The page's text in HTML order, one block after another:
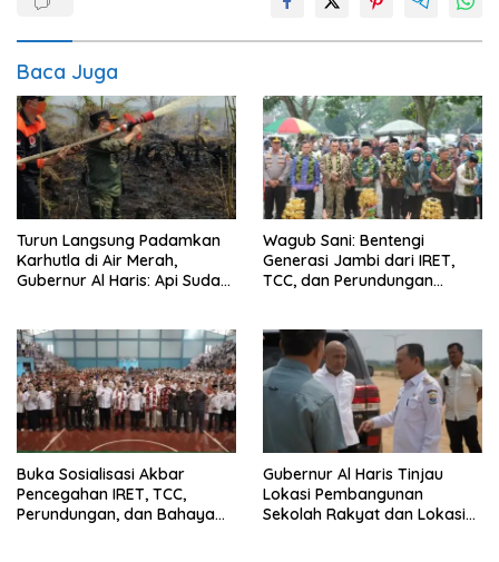
Baca Juga
Turun Langsung Padamkan
Karhutla di Air Merah,
Gubernur Al Haris: Api Sudah
Wagub Sani: Bentengi
Generasi Jambi dari IRET,
TCC, dan Perundungan
Buka Sosialisasi Akbar
Pencegahan IRET, TCC,
Perundungan, dan Bahaya
Gubernur Al Haris Tinjau
Lokasi Pembangunan
Sekolah Rakyat dan Lokasi